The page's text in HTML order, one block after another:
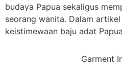
budaya Papua sekaligus
seorang wanita. Dalam
keistimewaan baju adat
Garment